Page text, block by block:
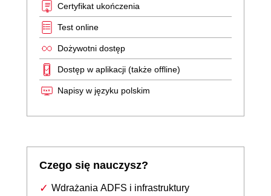
Certyfikat ukończenia
Test online
Dożywotni dostęp
Dostęp w aplikacji (także offline)
Napisy w języku polskim
Czego się nauczysz?
Wdrażania ADFS i infrastruktury